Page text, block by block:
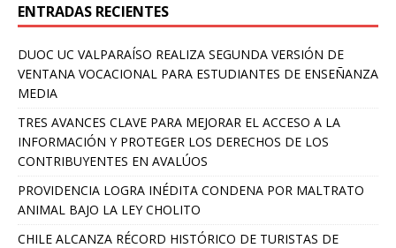
ENTRADAS RECIENTES
DUOC UC VALPARAÍSO REALIZA SEGUNDA VERSIÓN DE
VENTANA VOCACIONAL PARA ESTUDIANTES DE ENSEÑANZA
MEDIA
TRES AVANCES CLAVE PARA MEJORAR EL ACCESO A LA
INFORMACIÓN Y PROTEGER LOS DERECHOS DE LOS
CONTRIBUYENTES EN AVALÚOS
PROVIDENCIA LOGRA INÉDITA CONDENA POR MALTRATO
ANIMAL BAJO LA LEY CHOLITO
CHILE ALCANZA RÉCORD HISTÓRICO DE TURISTAS DE